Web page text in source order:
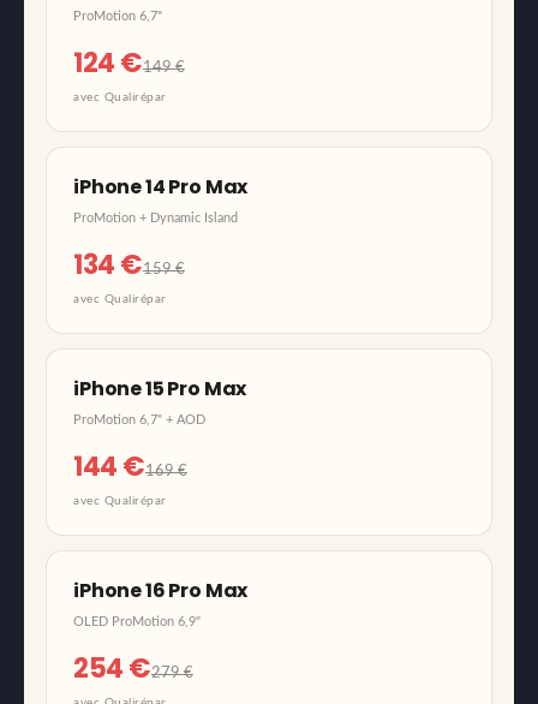
ProMotion 6,7"
124 €149 €
avec Qualirépar
iPhone 14 Pro Max
ProMotion + Dynamic Island
134 €159 €
avec Qualirépar
iPhone 15 Pro Max
ProMotion 6,7" + AOD
144 €169 €
avec Qualirépar
iPhone 16 Pro Max
OLED ProMotion 6,9"
254 €279 €